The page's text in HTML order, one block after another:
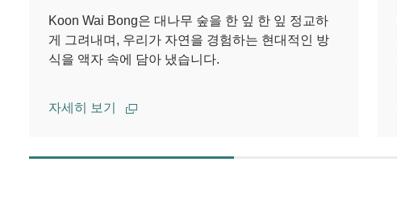
Koon Wai Bong은 대나무 숲을 한 잎 한 잎 정교하
게 그려내며, 우리가 자연을 경험하는 현대적인 방
식을 액자 속에 담아 냈습니다.
자세히 보기